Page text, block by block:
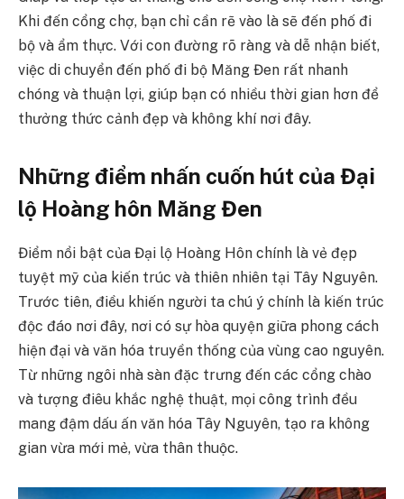
Khi đến cổng chợ, bạn chỉ cần rẽ vào là sẽ đến phố đi
bộ và ẩm thực. Với con đường rõ ràng và dễ nhận biết,
việc di chuyển đến phố đi bộ Măng Đen rất nhanh
chóng và thuận lợi, giúp bạn có nhiều thời gian hơn để
thưởng thức cảnh đẹp và không khí nơi đây.
Những điểm nhấn cuốn hút của Đại
lộ Hoàng hôn Măng Đen
Điểm nổi bật của Đại lộ Hoàng Hôn chính là vẻ đẹp
tuyệt mỹ của kiến trúc và thiên nhiên tại Tây Nguyên.
Trước tiên, điều khiến người ta chú ý chính là kiến trúc
độc đáo nơi đây, nơi có sự hòa quyện giữa phong cách
hiện đại và văn hóa truyền thống của vùng cao nguyên.
Từ những ngôi nhà sàn đặc trưng đến các cổng chào
và tượng điêu khắc nghệ thuật, mọi công trình đều
mang đậm dấu ấn văn hóa Tây Nguyên, tạo ra không
gian vừa mới mẻ, vừa thân thuộc.